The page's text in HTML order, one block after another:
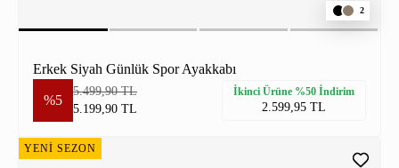
2
Erkek Siyah Günlük Spor Ayakkabı
%5
5.499,90 TL
5.199,90 TL
İkinci Ürüne %50 İndirim
2.599,95 TL
YENİ SEZON